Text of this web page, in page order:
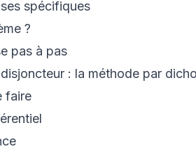
spécifiques
?
pas à pas
: la méthode par
faire